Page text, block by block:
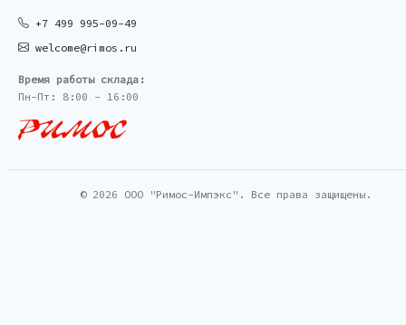
+7 499 995-09-49
welcome@rimos.ru
Время работы склада:
Пн-Пт: 8:00 - 16:00
© 2026 ООО "Римос-Импэкс". Все права защищены.